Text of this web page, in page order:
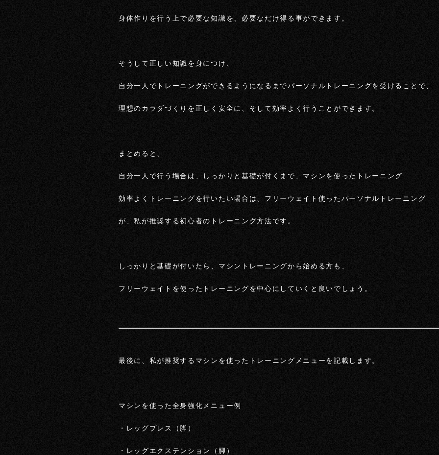
身体作りを行う上で必要な知識を、必要なだけ得る事ができます。
そうして正しい知識を身につけ、
自分一人でトレーニングができるようになるまでパーソナルトレーニングを受けることで、
理想のカラダづくりを正しく安全に、そして効率よく行うことができます。
まとめると、
自分一人で行う場合は、しっかりと基礎が付くまで、マシンを使ったトレーニング
効率よくトレーニングを行いたい場合は、フリーウェイト使ったパーソナルトレーニング
が、私が推奨する初心者のトレーニング方法です。
しっかりと基礎が付いたら、マシントレーニングから始める方も、
フリーウェイトを使ったトレーニングを中心にしていくと良いでしょう。
最後に、私が推奨するマシンを使ったトレーニングメニューを記載します。
マシンを使った全身強化メニュー例
・レッグプレス（脚）
・レッグエクステンション（脚）